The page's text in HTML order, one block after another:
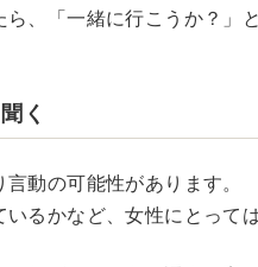
、「一緒に行こうか？」
く
動の可能性があります。
るかなど、女性にとって